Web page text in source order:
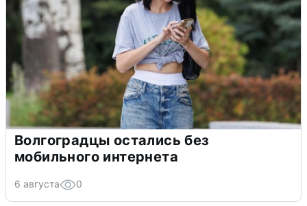
Волгоградцы остались без
мобильного интернета
6 августа 0